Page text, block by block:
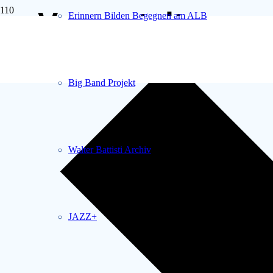
Erinnern Bilden Begegnen am ALB
Big Band Projekt
Walter Battisti Archiv
JAZZ+